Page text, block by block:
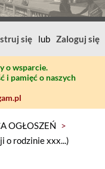
się lub Zaloguj się
o wsparcie.
i pamięć o naszych
OGŁOSZEŃ >
o rodzinie xxx...)